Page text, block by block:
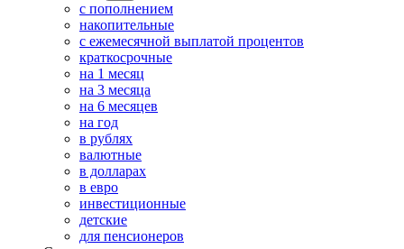
с пополнением
накопительные
с ежемесячной выплатой процентов
краткосрочные
на 1 месяц
на 3 месяца
на 6 месяцев
на год
в рублях
валютные
в долларах
в евро
инвестиционные
детские
для пенсионеров